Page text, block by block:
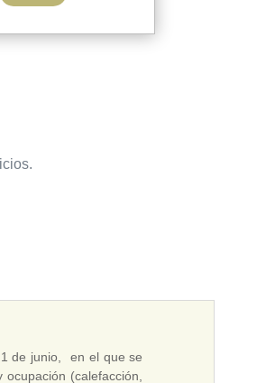
de junio, en el que se
(calefacción,